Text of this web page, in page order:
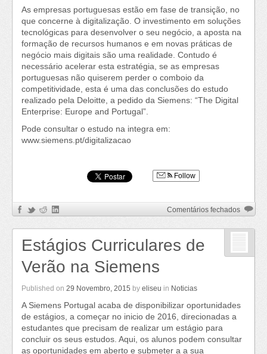
As empresas portuguesas estão em fase de transição, no
que concerne à digitalização. O investimento em soluções
tecnológicas para desenvolver o seu negócio, a aposta na
formação de recursos humanos e em novas práticas de
negócio mais digitais são uma realidade. Contudo é
necessário acelerar esta estratégia, se as empresas
portuguesas não quiserem perder o comboio da
competitividade, esta é uma das conclusões do estudo
realizado pela Deloitte, a pedido da Siemens: “The Digital
Enterprise: Europe and Portugal”.
Pode consultar o estudo na integra em:
www.siemens.pt/digitalizacao
Follow
Comentários fechadosem
estão
no
Estágios Curriculares de
Verão na Siemens
Published on 29 Novembro, 2015 by eliseu in Noticias
A Siemens Portugal acaba de disponibilizar oportunidades
de estágios, a começar no inicio de 2016, direcionadas a
estudantes que precisam de realizar um estágio para
concluir os seus estudos. Aqui, os alunos podem consultar
as oportunidades em aberto e submeter a a sua